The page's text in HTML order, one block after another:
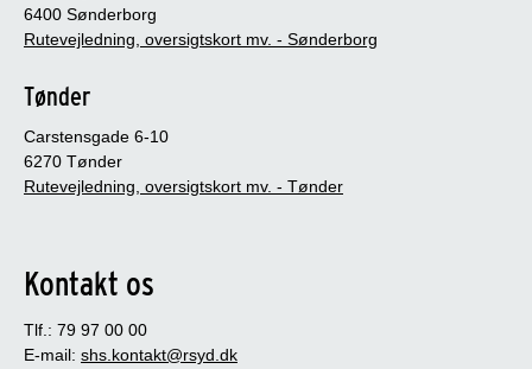
6400 Sønderborg
Rutevejledning, oversigtskort mv. - Sønderborg
Tønder
Carstensgade 6-10
6270 Tønder
Rutevejledning, oversigtskort mv. - Tønder
Kontakt os
Tlf.: 79 97 00 00
E-mail: shs.kontakt@rsyd.dk